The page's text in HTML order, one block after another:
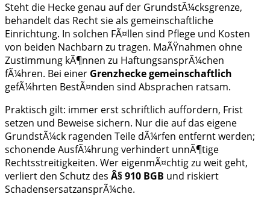
Steht die Hecke genau auf der GrundstÃ¼cksgrenze,
behandelt das Recht sie als gemeinschaftliche
Einrichtung. In solchen FÃ¤llen sind Pflege und Kosten
von beiden Nachbarn zu tragen. MaÃŸnahmen ohne
Zustimmung kÃ¶nnen zu HaftungsansprÃ¼chen
fÃ¼hren. Bei einer Grenzhecke gemeinschaftlich
gefÃ¼hrten BestÃ¤nden sind Absprachen ratsam.
Praktisch gilt: immer erst schriftlich auffordern, Frist
setzen und Beweise sichern. Nur die auf das eigene
GrundstÃ¼ck ragenden Teile dÃ¼rfen entfernt werden;
schonende AusfÃ¼hrung verhindert unnÃ¶tige
Rechtsstreitigkeiten. Wer eigenmÃ¤chtig zu weit geht,
verliert den Schutz des Â§ 910 BGB und riskiert
SchadensersatzansprÃ¼che.